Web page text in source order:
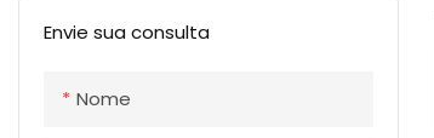
Envie sua consulta
Nome